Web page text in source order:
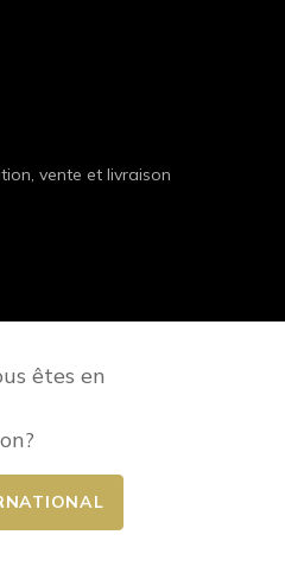
vente et livraison
êtes en